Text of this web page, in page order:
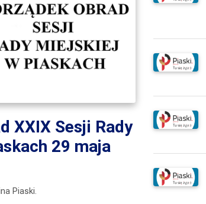
XXIX Sesji Rady
29 maja
Piaski.